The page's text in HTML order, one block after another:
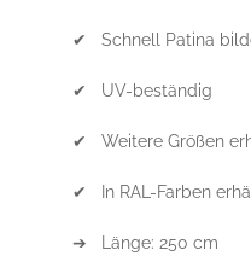
✔ Schnell Patina
✔ UV-beständig
✔ Weitere Größen
✔ In RAL-Farben
➔ Länge: 250 cm